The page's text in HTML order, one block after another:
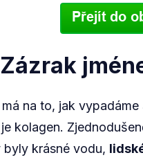
Zázrak
na to, jak
kolagen.
krásné vodu,